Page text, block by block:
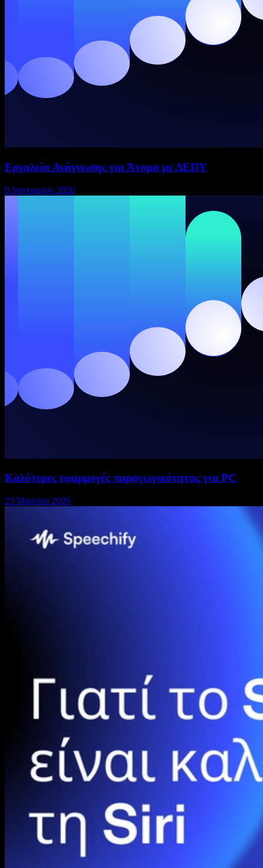
Εργαλεία Ανάγνωσης για Άτομα με ΔΕΠΥ
9 Ιανουαρίου 2026
Καλύτερες εφαρμογές παραγωγικότητας για PC
23 Μαρτίου 2026